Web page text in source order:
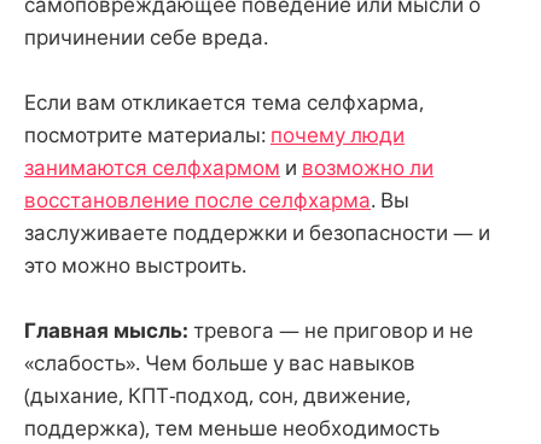
причинении себе вреда.
Если вам откликается тема селфхарма,
посмотрите материалы: почему люди
занимаются селфхармом и возможно ли
восстановление после селфхарма. Вы
заслуживаете поддержки и безопасности — и
это можно выстроить.
Главная мысль: тревога — не приговор и не
«слабость». Чем больше у вас навыков
(дыхание, КПТ-подход, сон, движение,
поддержка), тем меньше необходимость